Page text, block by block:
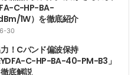
C-HP-BA-
1W）を徹底紹介
30
！Cバンド偏波保持
C-HP-BA-40-PM-B3」
底解説